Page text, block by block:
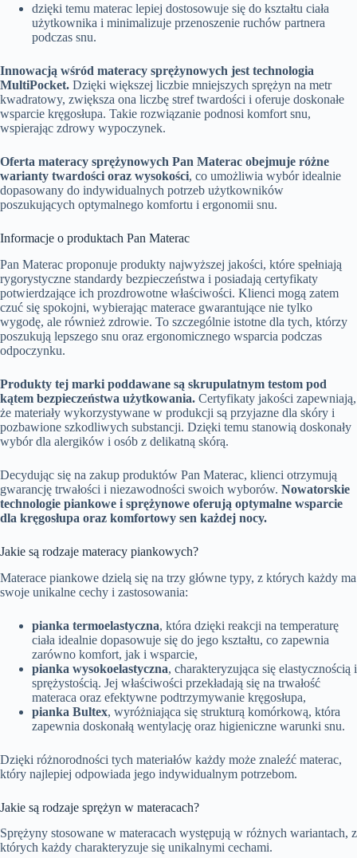
dzięki temu materac lepiej dostosowuje się do kształtu ciała
użytkownika i minimalizuje przenoszenie ruchów partnera
podczas snu.
Innowacją wśród materacy sprężynowych jest technologia
MultiPocket. Dzięki większej liczbie mniejszych sprężyn na metr
kwadratowy, zwiększa ona liczbę stref twardości i oferuje doskonałe
wsparcie kręgosłupa. Takie rozwiązanie podnosi komfort snu,
wspierając zdrowy wypoczynek.
Oferta materacy sprężynowych Pan Materac obejmuje różne
warianty twardości oraz wysokości, co umożliwia wybór idealnie
dopasowany do indywidualnych potrzeb użytkowników
poszukujących optymalnego komfortu i ergonomii snu.
Informacje o produktach Pan Materac
Pan Materac proponuje produkty najwyższej jakości, które spełniają
rygorystyczne standardy bezpieczeństwa i posiadają certyfikaty
potwierdzające ich prozdrowotne właściwości. Klienci mogą zatem
czuć się spokojni, wybierając materace gwarantujące nie tylko
wygodę, ale również zdrowie. To szczególnie istotne dla tych, którzy
poszukują lepszego snu oraz ergonomicznego wsparcia podczas
odpoczynku.
Produkty tej marki poddawane są skrupulatnym testom pod
kątem bezpieczeństwa użytkowania. Certyfikaty jakości zapewniają,
że materiały wykorzystywane w produkcji są przyjazne dla skóry i
pozbawione szkodliwych substancji. Dzięki temu stanowią doskonały
wybór dla alergików i osób z delikatną skórą.
Decydując się na zakup produktów Pan Materac, klienci otrzymują
gwarancję trwałości i niezawodności swoich wyborów. Nowatorskie
technologie piankowe i sprężynowe oferują optymalne wsparcie
dla kręgosłupa oraz komfortowy sen każdej nocy.
Jakie są rodzaje materacy piankowych?
Materace piankowe dzielą się na trzy główne typy, z których każdy ma
swoje unikalne cechy i zastosowania:
pianka termoelastyczna, która dzięki reakcji na temperaturę
ciała idealnie dopasowuje się do jego kształtu, co zapewnia
zarówno komfort, jak i wsparcie,
pianka wysokoelastyczna, charakteryzująca się elastycznością i
sprężystością. Jej właściwości przekładają się na trwałość
materaca oraz efektywne podtrzymywanie kręgosłupa,
pianka Bultex, wyróżniająca się strukturą komórkową, która
zapewnia doskonałą wentylację oraz higieniczne warunki snu.
Dzięki różnorodności tych materiałów każdy może znaleźć materac,
który najlepiej odpowiada jego indywidualnym potrzebom.
Jakie są rodzaje sprężyn w materacach?
Sprężyny stosowane w materacach występują w różnych wariantach, z
których każdy charakteryzuje się unikalnymi cechami.